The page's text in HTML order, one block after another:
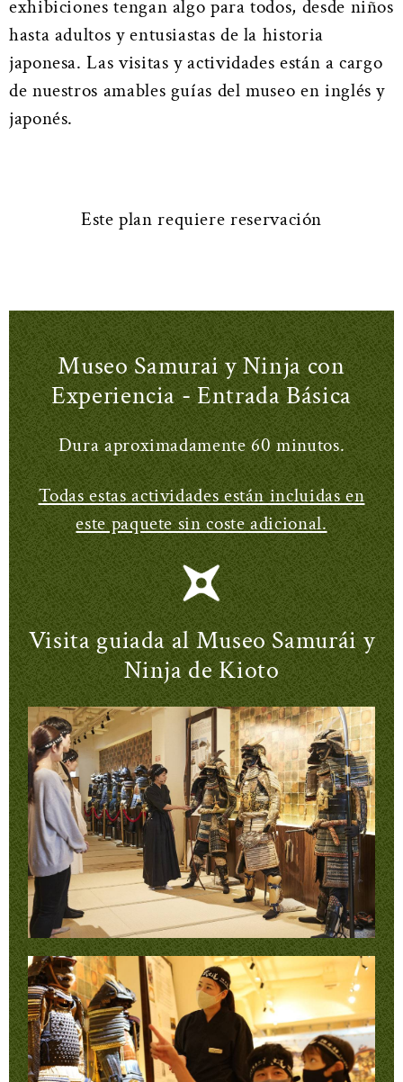
exhibiciones tengan algo para todos, desde niños
hasta adultos y entusiastas de la historia
japonesa. Las visitas y actividades están a cargo
de nuestros amables guías del museo en inglés y
japonés.
Este plan requiere reservación
Museo Samurai y Ninja con
Experiencia - Entrada Básica
Dura aproximadamente 60 minutos.
Todas estas actividades están incluidas en
este paquete sin coste adicional.
Visita guiada al Museo Samurái y
Ninja de Kioto